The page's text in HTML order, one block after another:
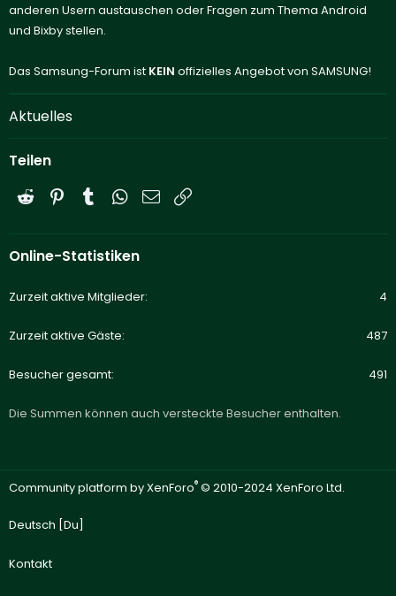
anderen Usern austauschen oder Fragen zum Thema Android
und Bixby stellen.
Das Samsung-Forum ist KEIN offizielles Angebot von SAMSUNG!
Aktuelles
Teilen
Reddit PinterestTumblrWhatsApp
E-Mail
Online-Statistiken
Zurzeit aktive Mitglieder 4
Zurzeit aktive Gäste 487
Besucher gesamt 491
Die Summen können auch versteckte Besucher enthalten.
Community platform by XenForo® © 2010-2024 XenForo Ltd.
Deutsch [Du]
Kontakt